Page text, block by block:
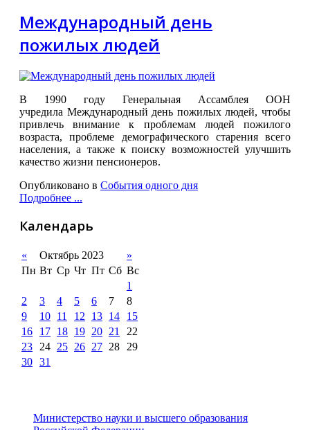
Международный день
пожилых людей
В 1990 году Генеральная Ассамблея ООН
учредила Международный день пожилых людей, чтобы
привлечь внимание к проблемам людей пожилого
возраста, проблеме демографического старения всего
населения, а также к поиску возможностей улучшить
качество жизни пенсионеров.
Опубликовано в События одного дня
Подробнее ...
Календарь
« Октябрь 2023
»
Пн Вт Ср Чт Пт Сб Вс
1
2
3 4 5 6 7
8
9
10 11 12 13 14
15
16
17 18 19 20 21
22
23
24 25 26 27 28
29
30 31
Министерство науки и высшего образования